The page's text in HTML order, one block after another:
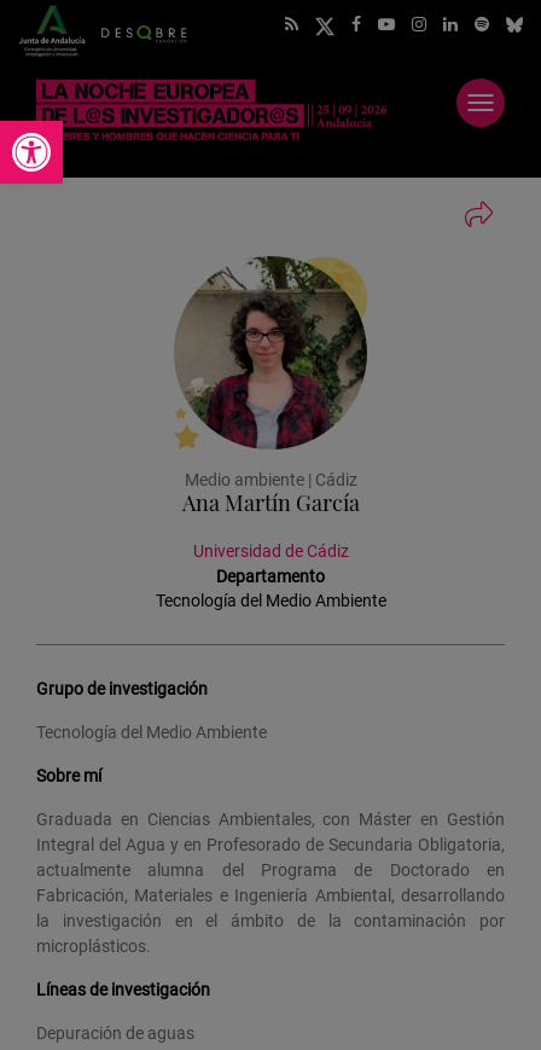
Abrir barra de herramientas
Abrir
menú
Medio ambiente | Cádiz
Ana Martín García
Universidad de Cádiz
Departamento
Tecnología del Medio Ambiente
Grupo de investigación
Tecnología del Medio Ambiente
Sobre mí
Graduada en Ciencias Ambientales, con Máster en Gestión
Integral del Agua y en Profesorado de Secundaria Obligatoria,
actualmente alumna del Programa de Doctorado en
Fabricación, Materiales e Ingeniería Ambiental, desarrollando
la investigación en el ámbito de la contaminación por
microplásticos.
Líneas de investigación
Depuración de aguas